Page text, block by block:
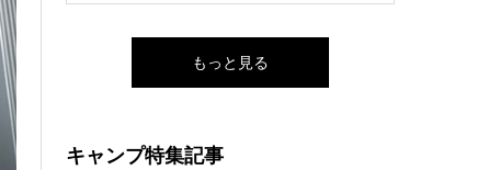
もっと見る
キャンプ特集記事